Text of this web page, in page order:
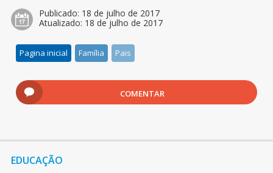
Publicado: 18 de julho de 2017
Atualizado: 18 de julho de 2017
Pagina inicial Família Pais
COMENTAR
EDUCAÇÃO